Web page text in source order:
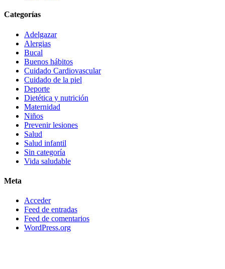
Categorías
Adelgazar
Alergias
Bucal
Buenos hábitos
Cuidado Cardiovascular
Cuidado de la piel
Deporte
Dietética y nutrición
Maternidad
Niños
Prevenir lesiones
Salud
Salud infantil
Sin categoría
Vida saludable
Meta
Acceder
Feed de entradas
Feed de comentarios
WordPress.org